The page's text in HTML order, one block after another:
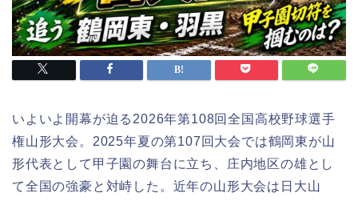
いよいよ開幕が迫る2026年第108回全国高校野球選手
権山形大会。2025年夏の第107回大会では鶴岡東が山
形代表として甲子園の舞台に立ち、庄内地区の雄とし
て全国の強豪と対峙した。近年の山形大会は日大山